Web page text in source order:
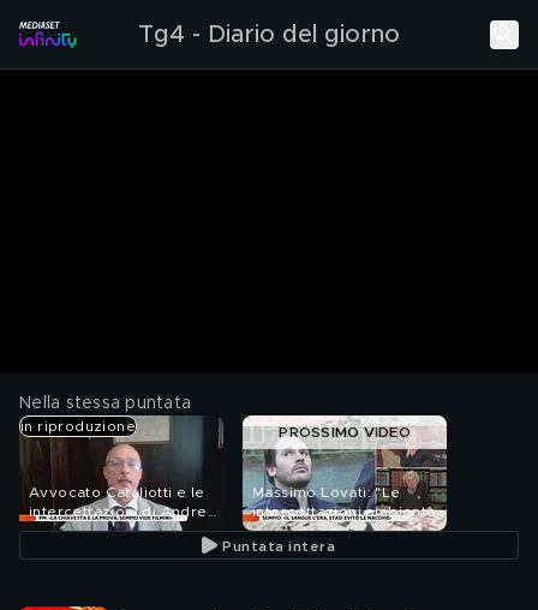
Tg4 - Diario del giorno
Nella stessa puntata
in riproduzione
Avvocato Cataliotti e le
intercettazioni di Andrea
Sempio
Massimo Lovati: "Le
intercettazioni ambientali
vanno periziate"
PROSSIMO VIDEO
Puntata intera